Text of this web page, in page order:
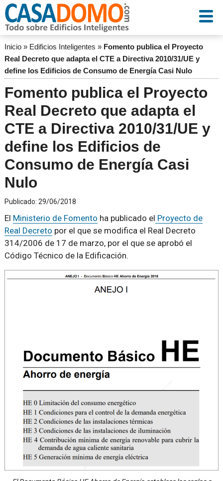
Inicio» Edificios Inteligentes » Fomento publica el Proyecto
Real Decreto que adapta el CTE a Directiva 2010/31/UE y
define los Edificios de Consumo de Energía Casi Nulo
Fomento publica el Proyecto
Real Decreto que adapta el
CTE a Directiva 2010/31/UE y
define los Edificios de
Consumo de Energía Casi
Nulo
Publicado: 29/06/2018
El Ministerio de Fomento ha publicado el Proyecto de
Real Decreto por el que se modifica el Real Decreto
314/2006 de 17 de marzo, por el que se aprobó el
Código Técnico de la Edificación.